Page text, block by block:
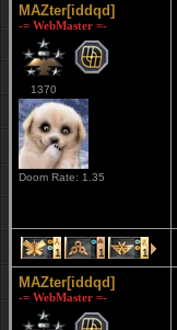
MAZter[iddqd]
-= WebMaster =-
1370
Doom Rate: 1.35
1 1 1
MAZter[iddqd]
-= WebMaster =-